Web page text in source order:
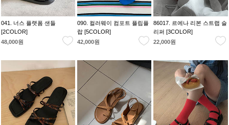
041. 너스 플랫폼 샌들
[2COLOR]
48,000원
090. 컬러웨이 컴포트 플립플
랍 [5COLOR]
42,000원
86017. 르에나 리본 스트랩 슬
리퍼 [3COLOR]
22,000원